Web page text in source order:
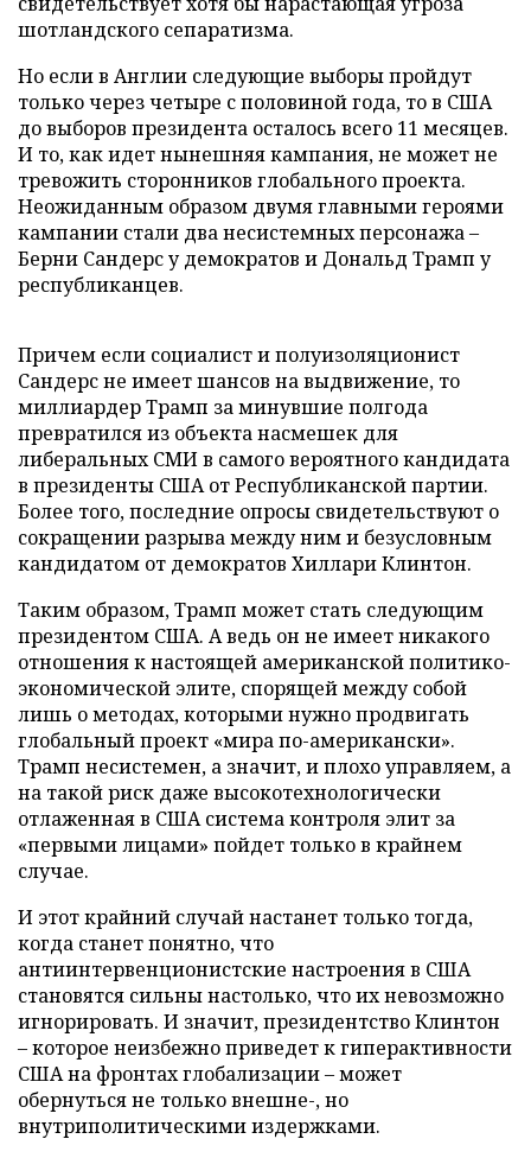
шотландского сепаратизма.
Но если в Англии следующие выборы пройдут
только через четыре с половиной года, то в США
до выборов президента осталось всего 11 месяцев.
И то, как идет нынешняя кампания, не может не
тревожить сторонников глобального проекта.
Неожиданным образом двумя главными героями
кампании стали два несистемных персонажа –
Берни Сандерс у демократов и Дональд Трамп у
республиканцев.
Причем если социалист и полуизоляционист
Сандерс не имеет шансов на выдвижение, то
миллиардер Трамп за минувшие полгода
превратился из объекта насмешек для
либеральных СМИ в самого вероятного кандидата
в президенты США от Республиканской партии.
Более того, последние опросы свидетельствуют о
сокращении разрыва между ним и безусловным
кандидатом от демократов Хиллари Клинтон.
Таким образом, Трамп может стать следующим
президентом США. А ведь он не имеет никакого
отношения к настоящей американской политико-
экономической элите, спорящей между собой
лишь о методах, которыми нужно продвигать
глобальный проект «мира по-американски».
Трамп несистемен, а значит, и плохо управляем, а
на такой риск даже высокотехнологически
отлаженная в США система контроля элит за
«первыми лицами» пойдет только в крайнем
случае.
И этот крайний случай настанет только тогда,
когда станет понятно, что
антиинтервенционистские настроения в США
становятся сильны настолько, что их невозможно
игнорировать. И значит, президентство Клинтон
– которое неизбежно приведет к гиперактивности
США на фронтах глобализации – может
обернуться не только внешне-, но
внутриполитическими издержками.